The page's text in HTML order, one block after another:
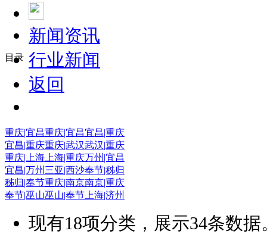
目录
新闻资讯
行业新闻
返回
重庆|宜昌重庆|宜昌宜昌|重庆
宜昌|重庆重庆|武汉武汉|重庆
重庆|上海 上海|重庆万州|宜昌
宜昌|万州 三亚|西沙奉节|秭归
秭归|奉节重庆|南京南京|重庆
奉节|巫山巫山|奉节 上海|济州
现有18项分类，展示34条数据